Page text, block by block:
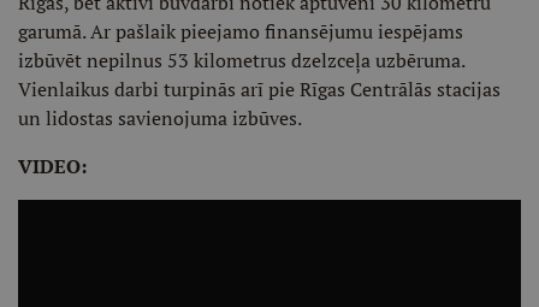
garumā. Ar pašlaik pieejamo finansējumu iespējams
izbūvēt nepilnus 53 kilometrus dzelzceļa uzbēruma.
Vienlaikus darbi turpinās arī pie Rīgas Centrālās stacijas
un lidostas savienojuma izbūves.
VIDEO: